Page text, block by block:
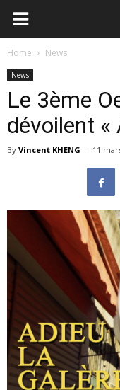
Home News
News
Le 3ème
dévoilent «
By Vincent KHENG - 11